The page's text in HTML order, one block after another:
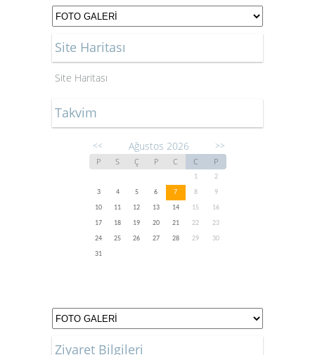
Site Haritası
Site Haritası
Takvim
<< Ağustos 2026 >>
P S Ç P C C P
1
2
3
4 5 6 7 8
9
10
11 12 13 14 15
16
17
18 19 20 21 22
23
24
25 26 27 28 29
30
31
Ziyaret Bilgileri